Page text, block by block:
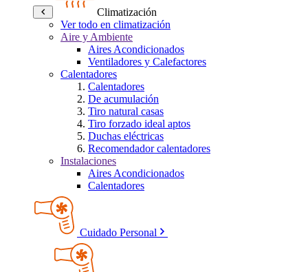
Climatización
Ver todo en climatización
Aire y Ambiente
Aires Acondicionados
Ventiladores y Calefactores
Calentadores
Calentadores
De acumulación
Tiro natural casas
Tiro forzado ideal aptos
Duchas eléctricas
Recomendador calentadores
Instalaciones
Aires Acondicionados
Calentadores
Cuidado Personal